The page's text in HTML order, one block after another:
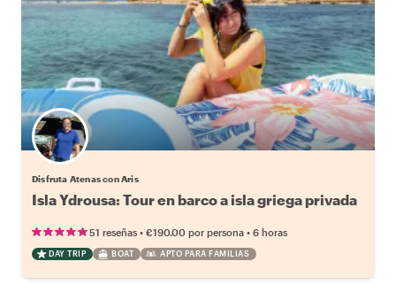
Disfruta Atenas con Aris
Isla Ydrousa: Tour en barco a isla griega privada
51 reseñas • €190.00 por persona • 6 horas
DAY TRIP BOAT APTO PARA FAMILIAS